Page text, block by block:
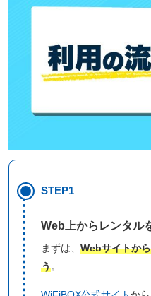
STEP1
Web上からレンタル
まずは、 Webサイトか
う。